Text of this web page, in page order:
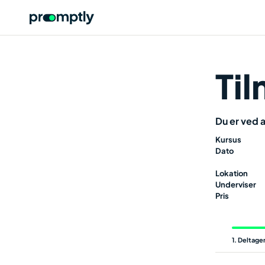
Du er ved
Kursus
Dato
Lokation
Underviser
Pris
1